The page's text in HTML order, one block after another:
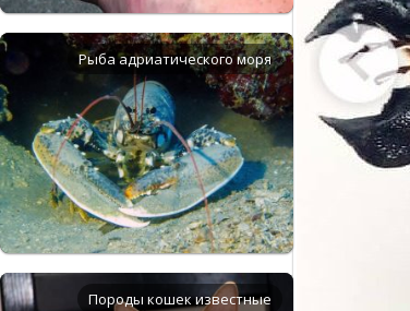
Рыба адриатического моря
Породы кошек известные